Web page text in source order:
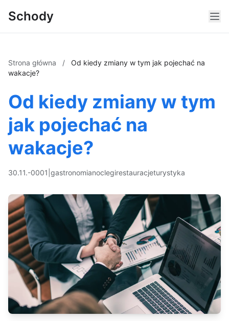
Schody
Strona główna /
Od kiedy zmiany w tym jak pojechać na
wakacje?
Od kiedy zmiany w tym
jak pojechać na
wakacje?
30.11.-0001 gastronomianoclegirestauracjeturystyka